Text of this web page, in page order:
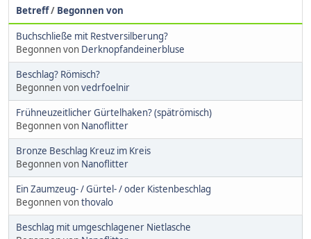
Betreff/ Begonnen von
Buchschließe mit Restversilberung?
Begonnen von Derknopfandeinerbluse
Beschlag? Römisch?
Begonnen vonvedrfoelnir
Frühneuzeitlicher Gürtelhaken? (spätrömisch)
Begonnen von Nanoflitter
Bronze Beschlag Kreuz im Kreis
Begonnen von Nanoflitter
Ein Zaumzeug- / Gürtel- / oder Kistenbeschlag
Begonnen vonthovalo
Beschlag mit umgeschlagener Nietlasche